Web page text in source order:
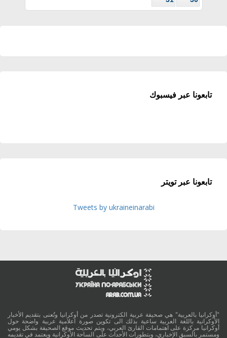
تابعونا عبر فيسبوك
تابعونا عبر تويتر
Tweets by ukraineinarabi
"أوكرانيا بالعربية" هي صحيفة عربية الكترونية تصدر من أوكرانيا وتُعنى بتقديم الأخبار
الأوكرانية باللغة العربية ساعية بذلك الى تكوين صورة اعلامية عربية واضحة حول
أوكرانيا مركزة على اهتمامات القارئ العربي، ويتم تحديث موقع الصحيفة بشكل يومي
ومستمر بالسبق الإخباري، وبتطورات الأحداث على الساحة الأوكرانية ويعتمد في تقديمه